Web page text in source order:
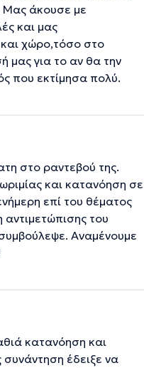
Μας άκουσε με
και μας
χώρο,τόσο στο
μας για το αν θα την
που εκτίμησα πολύ.
στο ραντεβού της.
και κατανόηση σε
επί του θέματος
του
Αναμένουμε
κατανόηση και
έδειξε να